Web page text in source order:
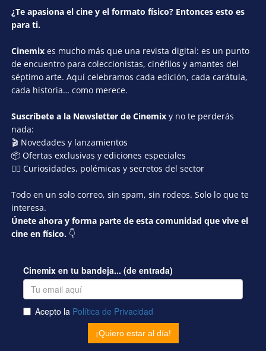
¿Te apasiona el cine y el formato físico? Entonces esto es
para ti.
Cinemix es mucho más que una revista digital: es un punto
de encuentro para coleccionistas, cinéfilos y amantes del
séptimo arte. Aquí celebramos cada edición, cada carátula,
cada historia… como merece.
Suscríbete a la Newsletter de Cinemix y no te perderás
nada:
🎬 Novedades y lanzamientos
📦 Ofertas exclusivas y ediciones especiales
🕵️‍♂️ Curiosidades, polémicas y secretos del sector
Todo en un solo correo, sin spam, sin rodeos. Solo lo que te
interesa.
Únete ahora y forma parte de esta comunidad que vive el
cine en físico. 👇